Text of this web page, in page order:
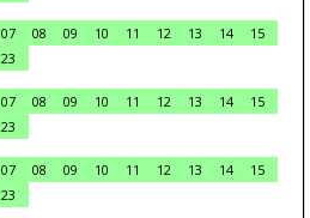
07 08 09 10 11 12 13 14
15
23
07 08 09 10 11 12 13 14
15
23
07 08 09 10 11 12 13 14
15
23